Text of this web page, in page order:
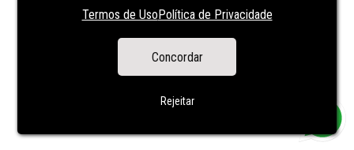
Termos de UsoPolítica de Privacidade
Concordar
Rejeitar